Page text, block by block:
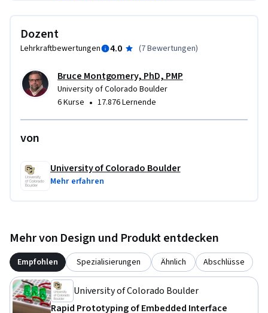
Dozent
Lehrkraftbewertungen 4.0 (7 Bewertungen)
Bruce Montgomery, PhD, PMP
University of Colorado Boulder
6 Kurse • 17.876 Lernende
von
University of Colorado Boulder
Mehr erfahren
Mehr von Design und Produkt entdecken
Empfohlen Spezialisierungen Ähnlich Abschlüsse
University of Colorado Boulder
Rapid Prototyping of Embedded Interface